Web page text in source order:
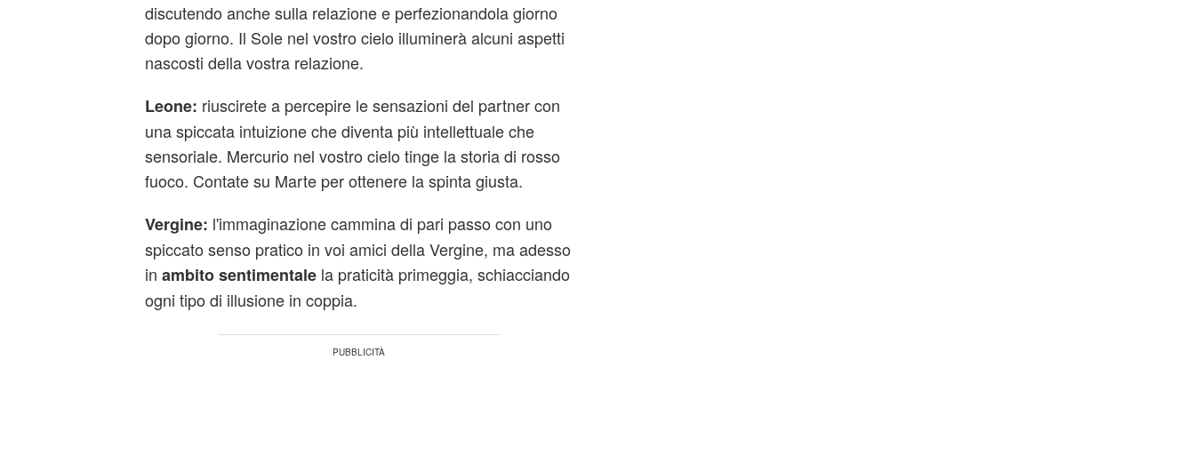
discutendo anche sulla relazione e perfezionandola giorno
dopo giorno. Il Sole nel vostro cielo illuminerà alcuni aspetti
nascosti della vostra relazione.
Leone: riuscirete a percepire le sensazioni del partner con
una spiccata intuizione che diventa più intellettuale che
sensoriale. Mercurio nel vostro cielo tinge la storia di rosso
fuoco. Contate su Marte per ottenere la spinta giusta.
Vergine: l'immaginazione cammina di pari passo con uno
spiccato senso pratico in voi amici della Vergine, ma adesso
in ambito sentimentalela praticità primeggia, schiacciando
ogni tipo di illusione in coppia.